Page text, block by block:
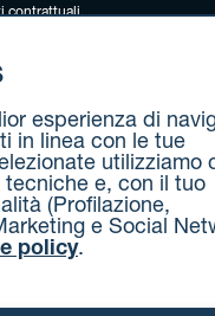
contrattuali
esperienza di
in linea con le tue
utilizziamo
e, con il tuo
(Profilazione,
e Social
policy.